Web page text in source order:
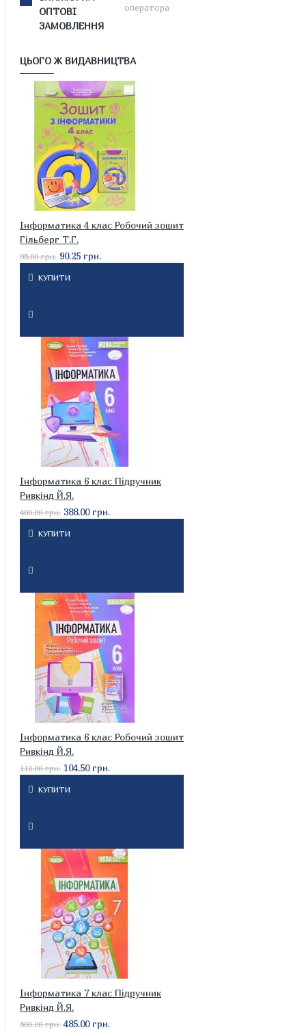
ОПТОВІ
ЗАМОВЛЕННЯ
оператора
ЦЬОГО Ж ВИДАВНИЦТВА
Інформатика 4 клас Робочий зошит
Гільберг Т.Г.
95.00 грн. 90.25 грн.
КУПИТИ
Інформатика 6 клас Підручник
Ривкінд Й.Я.
400.00 грн. 388.00 грн.
КУПИТИ
Інформатика 6 клас Робочий зошит
Ривкінд Й.Я.
110.00 грн. 104.50 грн.
КУПИТИ
Інформатика 7 клас Підручник
Ривкінд Й.Я.
500.00 грн. 485.00 грн.